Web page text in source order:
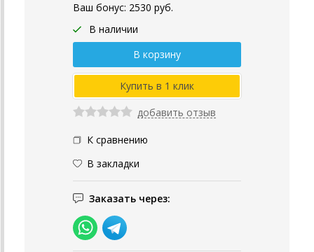
Ваш бонус: 2530 руб.
В наличии
добавить отзыв
К сравнению
В закладки
Заказать через: